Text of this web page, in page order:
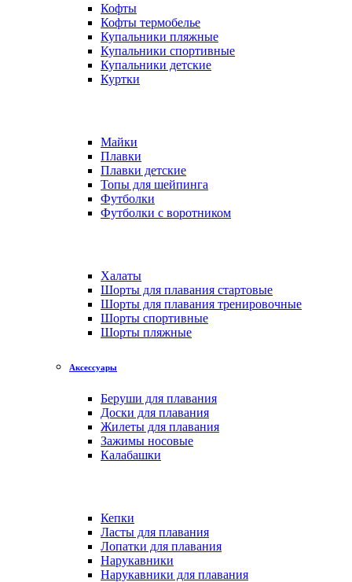
Кофты
Кофты термобелье
Купальники пляжные
Купальники спортивные
Купальники детские
Куртки
Майки
Плавки
Плавки детские
Топы для шейпинга
Футболки
Футболки с воротником
Халаты
Шорты для плавания стартовые
Шорты для плавания тренировочные
Шорты спортивные
Шорты пляжные
Аксессуары
Беруши для плавания
Доски для плавания
Жилеты для плавания
Зажимы носовые
Калабашки
Кепки
Ласты для плавания
Лопатки для плавания
Нарукавники
Нарукавники для плавания